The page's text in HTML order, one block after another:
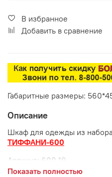
В избранное
Добавить в сравнение
Габаритные размеры:
Описание
Шкаф для одежды из
ТИФФАНИ-600
Артикул: 600.19
Показать полностью